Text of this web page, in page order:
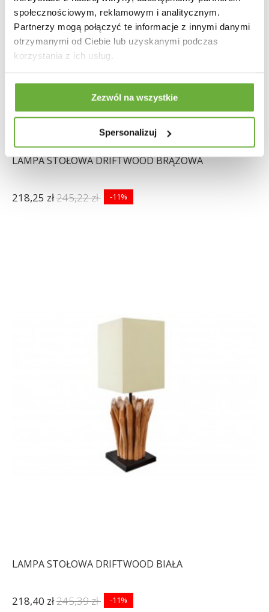
społecznościowym, reklamowym i analitycznym.
Partnerzy mogą połączyć te informacje z innymi danymi
otrzymanymi od Ciebie lub uzyskanymi podczas
korzystania z ich usług.
Zezwól na wszystkie
Spersonalizuj
LAMPA STOŁOWA DRIFTWOOD BRĄZOWA
218,25 zł245,22 zł -11%
LAMPA STOŁOWA DRIFTWOOD BIAŁA
218,40 zł245,39 zł -11%